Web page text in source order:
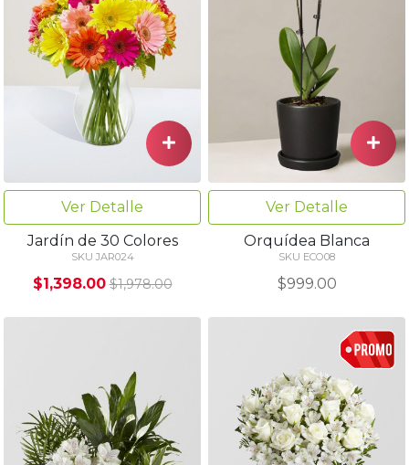
Ver Detalle
Jardín de 30 Colores
SKU JAR024
$1,398.00 $1,978.00
Ver Detalle
Orquídea Blanca
SKU ECO08
$999.00